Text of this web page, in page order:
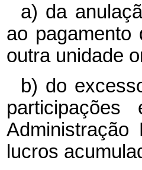
a) da
ao
outra unidade
b) do
lucros